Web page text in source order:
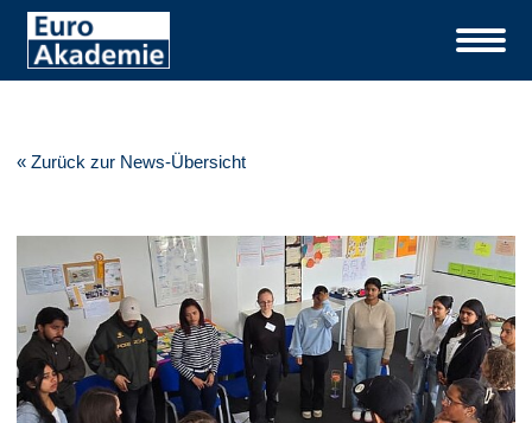
« Zurück zur News-Übersicht